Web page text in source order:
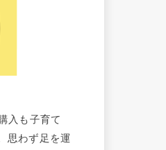
入も子育て
思わず足を運